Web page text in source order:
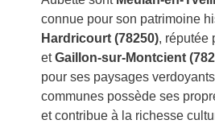
connue pour son patrimoine
Hardricourt (78250), réputée
etGaillon-sur-Montcient
pour ses paysages
communes possède ses
et contribue à la richesse